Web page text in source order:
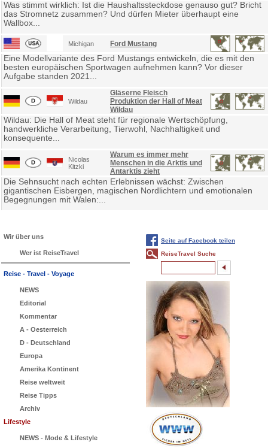
Was stimmt wirklich: Ist die Haushaltssteckdose genauso gut? Bricht
das Stromnetz zusammen? Und dürfen Mieter überhaupt eine
Wallbox...
Michigan Ford Mustang
Eine Modellvariante des Ford Mustangs entwickeln, die es mit den
besten europäischen Sportwagen aufnehmen kann? Vor dieser
Aufgabe standen 2021...
Wildau
Gläserne Fleisch
Produktion der Hall of Meat
Wildau
Wildau: Die Hall of Meat steht für regionale Wertschöpfung,
handwerkliche Verarbeitung, Tierwohl, Nachhaltigkeit und
konsequente...
Nicolas
Kitzki
Warum es immer mehr
Menschen in die Arktis und
Antarktis zieht
Die Sehnsucht nach echten Erlebnissen wächst: Zwischen
gigantischen Eisbergen, magischen Nordlichtern und emotionalen
Begegnungen mit Walen:...
Wir über uns
Wer ist ReiseTravel
Reise - Travel - Voyage
NEWS
Editorial
Kommentar
A - Oesterreich
D - Deutschland
Europa
Amerika Kontinent
Reise weltweit
Reise Tipps
Archiv
Lifestyle
NEWS - Mode & Lifestyle
Seite auf Facebook teilen
ReiseTravel Suche